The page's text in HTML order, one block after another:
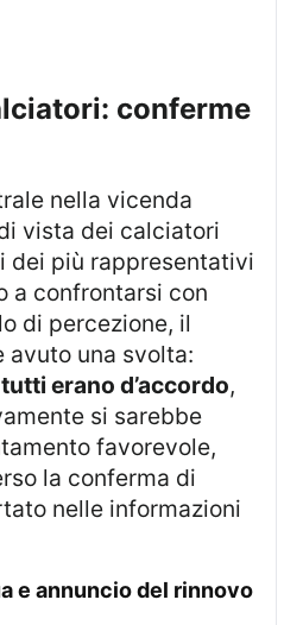
vista dei calciatori
dei più rappresentativi
a confrontarsi con
di percezione, il
avuto una svolta:
erano d’accordo,
si sarebbe
favorevole,
la conferma di
nelle informazioni
e annuncio del rinnovo